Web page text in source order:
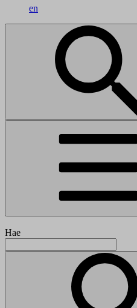
en
Hae